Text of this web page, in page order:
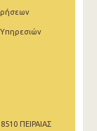
ΠΕΙΡΑΙΑΣ